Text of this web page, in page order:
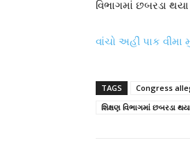
વિભાગમાં છબરડા
વાંચો અહીં પાક વીમા
TAGS Congress
શિક્ષણ વિભાગમાં છબરડા